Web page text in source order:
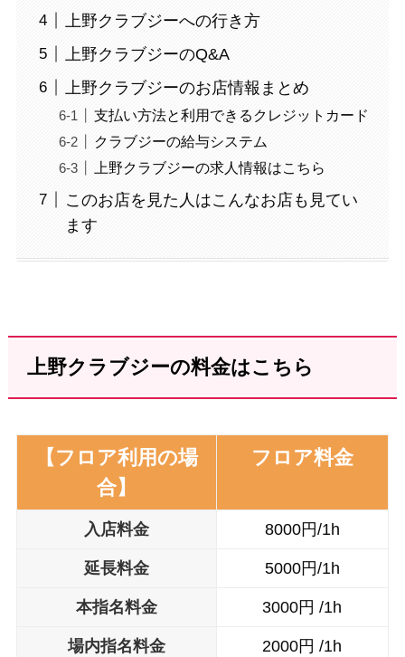
上野クラブジーへの行き方
上野クラブジーのQ&A
上野クラブジーのお店情報まとめ
支払い方法と利用できるクレジットカード
クラブジーの給与システム
上野クラブジーの求人情報はこちら
このお店を見た人はこんなお店も見てい
ます
上野クラブジーの料金はこちら
【フロア利用の場
合】
フロア料金
入店料金 8000円/1h
延長料金 5000円/1h
本指名料金 3000円 /1h
場内指名料金 2000円 /1h